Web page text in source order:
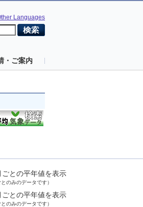
Languages
・ご案内
ごとの平年値を表示
とのみのデータです）
ごとの平年値を表示
とのみのデータです）